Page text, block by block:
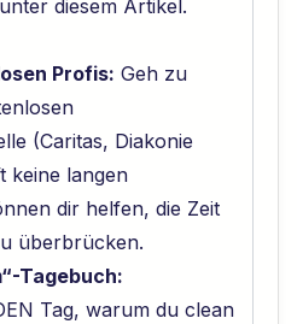
diesem Artikel.
Profis: Geh zu
(Caritas, Diakonie
keine langen
dir helfen, die Zeit
überbrücken.
Tagebuch:
Tag, warum du clean